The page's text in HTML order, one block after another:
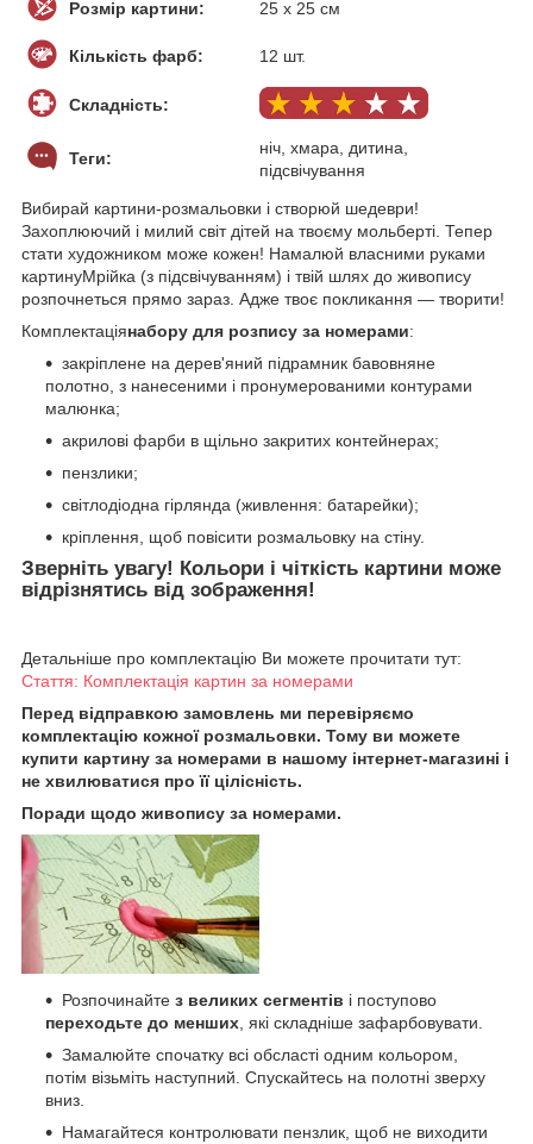
Розмір картини: 25 х 25 см
Кількість фарб: 12 шт.
Складність:
Теги:
ніч, хмара, дитина,
підсвічування
Вибирай картини-розмальовки і створюй шедеври!
Захоплюючий і милий світ дітей на твоєму мольберті. Тепер
стати художником може кожен! Намалюй власними руками
картинуМрійка (з підсвічуванням) і твій шлях до живопису
розпочнеться прямо зараз. Адже твоє покликання — творити!
Комплектаціянабору для розпису за номерами:
закріплене на дерев'яний підрамник бавовняне
полотно, з нанесеними і пронумерованими контурами
малюнка;
акрилові фарби в щільно закритих контейнерах;
пензлики;
світлодіодна гірлянда (живлення: батарейки);
кріплення, щоб повісити розмальовку на стіну.
Зверніть увагу! Кольори і чіткість картини може
відрізнятись від зображення!
Детальніше про комплектацію Ви можете прочитати тут:
Стаття: Комплектація картин за номерами
Перед відправкою замовлень ми перевіряємо
комплектацію кожної розмальовки. Тому ви можете
купити картину за номерами в нашому інтернет-магазині і
не хвилюватися про її цілісність.
Поради щодо живопису за номерами.
Розпочинайте з великих сегментів і поступово
переходьте до менших , які складніше зафарбовувати.
Замалюйте спочатку всі обсласті одним кольором,
потім візьміть наступний. Спускайтесь на полотні зверху
вниз.
Намагайтеся контролювати пензлик, щоб не виходити